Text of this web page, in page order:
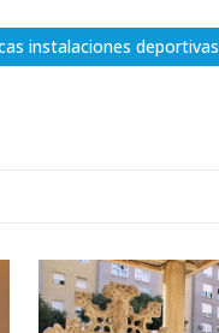
instalaciones deportivas